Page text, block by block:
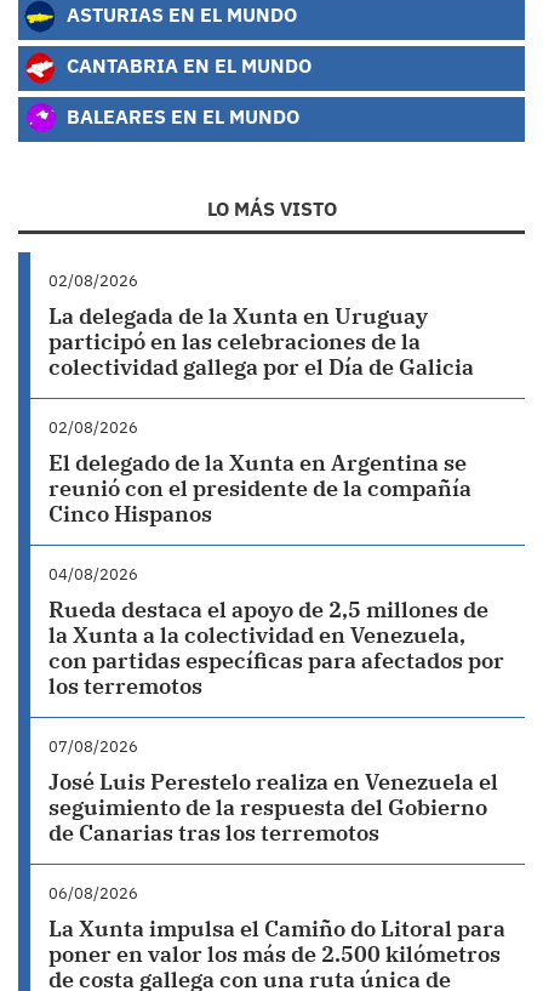
ASTURIAS EN EL MUNDO
CANTABRIA EN EL MUNDO
BALEARES EN EL MUNDO
LO MÁS VISTO
02/08/2026
La delegada de la Xunta en Uruguay
participó en las celebraciones de la
colectividad gallega por el Día de Galicia
02/08/2026
El delegado de la Xunta en Argentina se
reunió con el presidente de la compañía
Cinco Hispanos
04/08/2026
Rueda destaca el apoyo de 2,5 millones de
la Xunta a la colectividad en Venezuela,
con partidas específicas para afectados por
los terremotos
07/08/2026
José Luis Perestelo realiza en Venezuela el
seguimiento de la respuesta del Gobierno
de Canarias tras los terremotos
06/08/2026
La Xunta impulsa el Camiño do Litoral para
poner en valor los más de 2.500 kilómetros
de costa gallega con una ruta única de